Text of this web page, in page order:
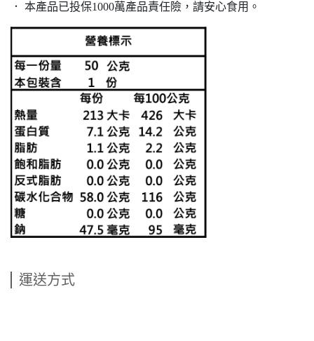
． 本產品已投保1000萬產品責任險，請安心食用。
運送方式